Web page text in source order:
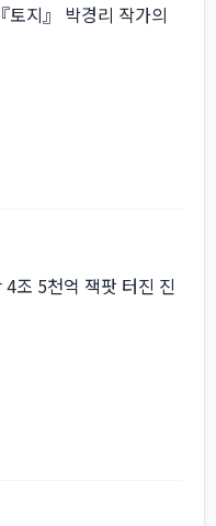
토지』 박경리 작가의
조 5천억 잭팟 터진 진